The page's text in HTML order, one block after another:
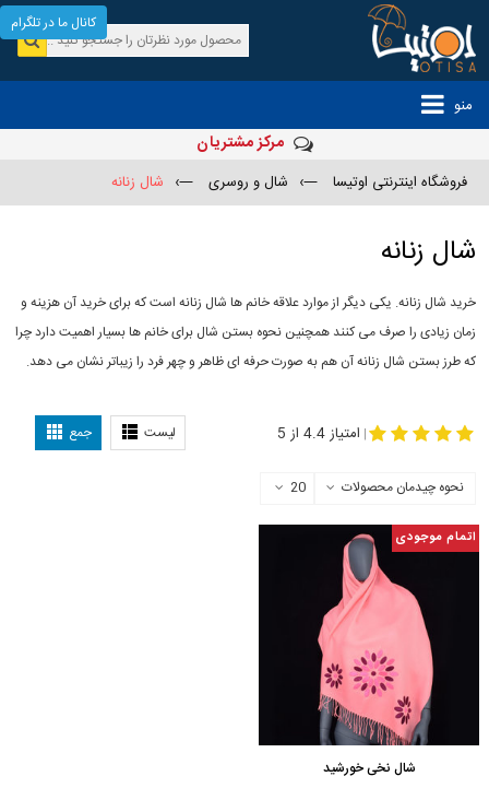
منو
مرکز مشتریان
فروشگاه اینترنتی اوتیسا —› شال و روسری —› شال زنانه
شال زنانه
خرید شال زنانه. یکی دیگر از موارد علاقه خانم ها شال زنانه است که برای خرید آن هزینه و
زمان زیادی را صرف می کنند همچنین نحوه بستن شال برای خانم ها بسیار اهمیت دارد چرا
که طرز بستن شال زنانه آن هم به صورت حرفه ای ظاهر و چهر فرد را زیباتر نشان می دهد.
لیست جمع | امتیاز 4.4 از 5
نحوه چیدمان محصولات 20
اتمام موجودی
شال نخی خورشید
کانال ما در تلگرام